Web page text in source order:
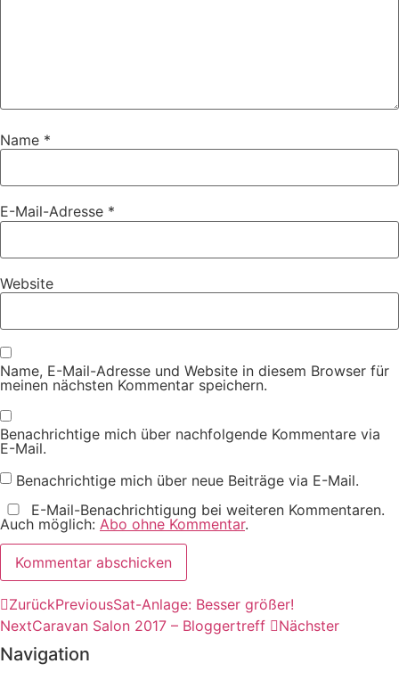
Name *
E-Mail-Adresse *
Website
Name, E-Mail-Adresse und Website in diesem Browser für
meinen nächsten Kommentar speichern.
Benachrichtige mich über nachfolgende Kommentare via
E-Mail.
Benachrichtige mich über neue Beiträge via E-Mail.
E-Mail-Benachrichtigung bei weiteren Kommentaren.
Auch möglich: Abo ohne Kommentar.
ZurückPreviousSat-Anlage: Besser größer!
NextCaravan Salon 2017 – Bloggertreff Nächster
Navigation